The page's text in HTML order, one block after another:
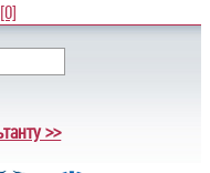
[0]
>>